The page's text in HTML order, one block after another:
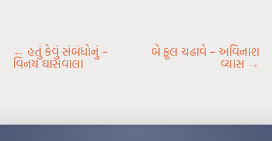
← હતું કેવું સંબંધોનું –
વિનય ઘાસવાલા
બે ફૂલ ચઢાવે – અવિનાશ
વ્યાસ →